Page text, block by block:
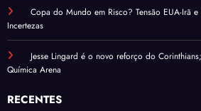
Copa do Mundo em Risco? Tensão EUA-Irã
Incertezas
Jesse Lingard é o novo reforço do
Química Arena
RECENTES